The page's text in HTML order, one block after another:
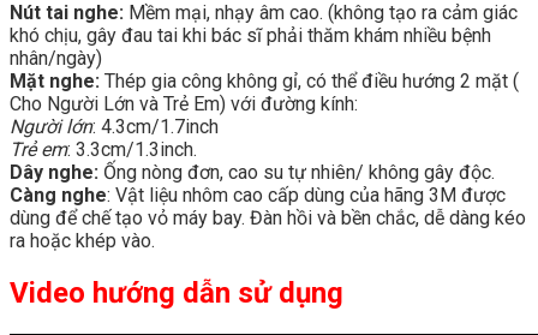
Nút tai nghe: Mềm mại, nhạy âm cao. (không tạo ra cảm giác
khó chịu, gây đau tai khi bác sĩ phải thăm khám nhiều bệnh
nhân/ngày)
Mặt nghe: Thép gia công không gỉ, có thể điều hướng 2 mặt (
Cho Người Lớn và Trẻ Em) với đường kính:
Người lớn: 4.3cm/1.7inch
Trẻ em: 3.3cm/1.3inch.
Dây nghe: Ống nòng đơn, cao su tự nhiên/ không gây độc.
Càng nghe: Vật liệu nhôm cao cấp dùng của hãng 3M được
dùng để chế tạo vỏ máy bay. Đàn hồi và bền chắc, dễ dàng kéo
ra hoặc khép vào.
Video hướng dẫn sử dụng